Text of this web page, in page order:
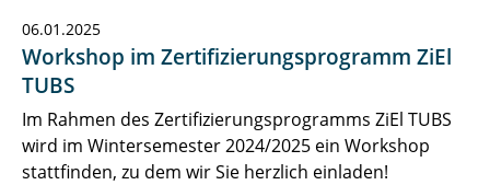
06.01.2025
Workshop im Zertifizierungsprogramm ZiEl
TUBS
Im Rahmen des Zertifizierungsprogramms ZiEl TUBS
wird im Wintersemester 2024/2025 ein Workshop
stattfinden, zu dem wir Sie herzlich einladen!